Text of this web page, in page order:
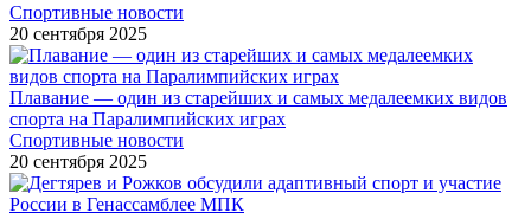
Спортивные новости
20 сентября 2025
Плавание — один из старейших и самых медалеемких видов
спорта на Паралимпийских играх
Спортивные новости
20 сентября 2025